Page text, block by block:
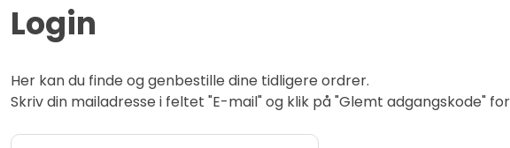
Login
Her kan du finde og genbestille dine tidligere ordrer.
Skriv din mailadresse i feltet "E-mail" og klik på "Glemt adgangskode"